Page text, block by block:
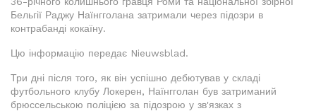
Бельгії Раджу Наїнгголана затримали через підозри в
контрабанді кокаїну.
Цю інформацію передає Nieuwsblad.
Три дні після того, як він успішно дебютував у складі
футбольного клубу Локерен, Наїнгголан був затриманий
брюссельською поліцією за підозрою у зв'язках з